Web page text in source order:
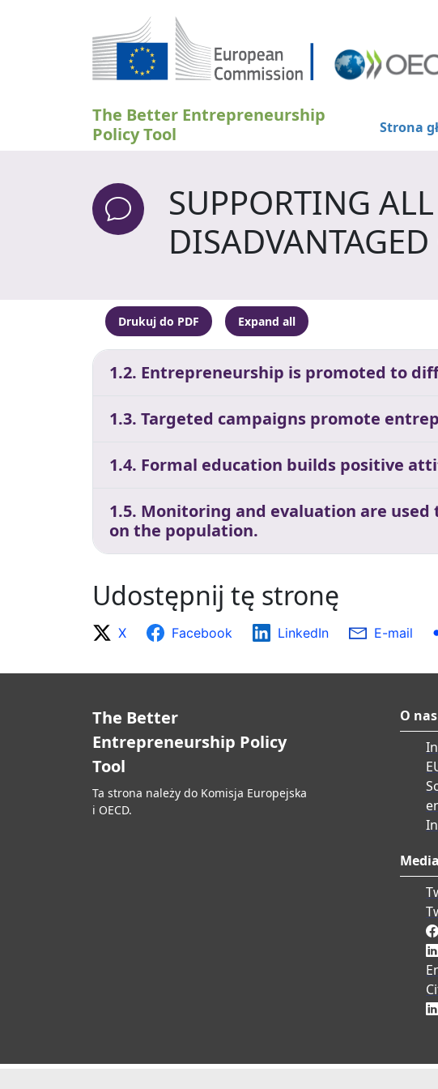
The Better Entrepreneurship
Policy Tool
Strona
SUPPORTING
Drukuj do PDF Expand all
1.2. Entrepreneurship is promoted to
1.3. Targeted campaigns promote
1.4. Formal education builds positive
1.5. Monitoring and evaluation are
on the population.
Udostępnij tę stronę
X Facebook LinkedIn E-mail
The Better
Entrepreneurship Policy
Tool
Ta strona należy do Komisja Europejska
i OECD.
O nas